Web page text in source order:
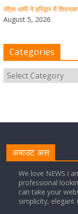
सीएम धामी ने हरिद्वार में
August 5, 2026
Categories
अबाउट अस
We love NEWS i
professional
can take your
simplicity, elegant